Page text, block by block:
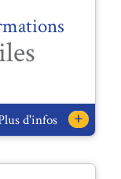
d'infos +